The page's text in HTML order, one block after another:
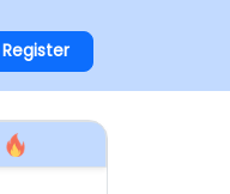
Register